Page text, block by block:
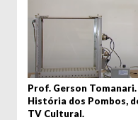
Prof. Gerson
História dos Pombos,
TV Cultural.